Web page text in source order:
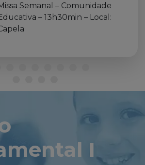
Semanal – Comunidade
– 13h30min – Local:
I